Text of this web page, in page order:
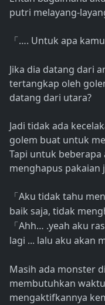
putri melayang-
「 …. Untuk apa
Jika dia datang dari
tertangkap oleh
datang dari utara?
Jadi tidak ada
golem buat untuk
Tapi untuk
menghapus pakaian
「 Aku tidak tahu
baik saja, tidak
「 Ahh… .yeah aku
lagi ... lalu aku akan
Masih ada monster
membutuhkan
mengaktifkannya